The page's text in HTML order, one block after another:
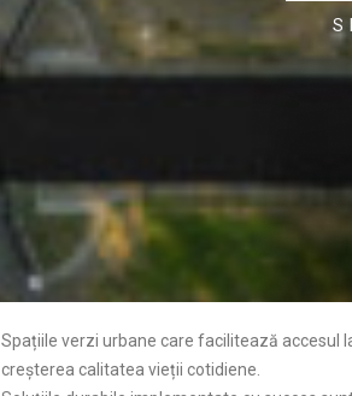
Spațiile verzi urbane care facilitează accesul
creșterea calitatea vieții cotidiene.